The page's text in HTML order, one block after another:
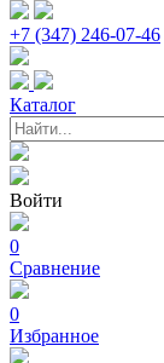
+7 (347) 246-07-46
Каталог
Войти
0
Сравнение
0
Избранное